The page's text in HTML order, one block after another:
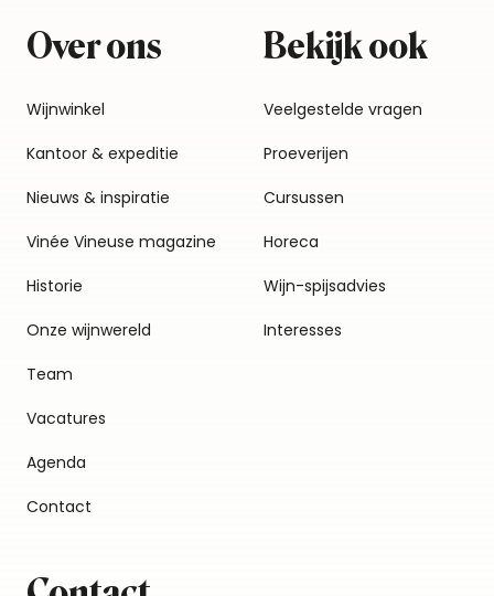
Over ons
Wijnwinkel
Kantoor & expeditie
Nieuws & inspiratie
Vinée Vineuse magazine
Historie
Onze wijnwereld
Team
Vacatures
Agenda
Contact
Bekijk ook
Veelgestelde vragen
Proeverijen
Cursussen
Horeca
Wijn-spijsadvies
Interesses